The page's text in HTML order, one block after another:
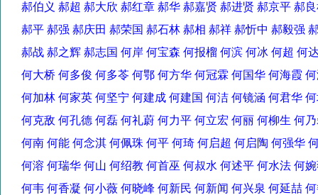
郝伯义 郝超 郝大欣 郝红章 郝华 郝嘉贤 郝进贤 郝京平 郝
郝平 郝强 郝庆田 郝荣国 郝石林 郝相 郝祥 郝忻中 郝毅强
郝战 郝之辉 郝志国 何岸 何宝森 何报榴 何滨 何冰 何超
何大桥 何多俊 何多苓 何鄂 何方华 何冠霖 何国华 何海霞
何加林 何家英 何坚宁 何建成 何建国 何洁 何镜涵 何君华
何克敌 何孔德 何磊 何礼蔚 何力平 何立宏 何丽 何柳生 何
何南 何能 何念淇 何佩珠 何平 何琦 何启超 何启陶 何强华
何溶 何瑞华 何山 何绍教 何首巫 何叔水 何述平 何水法 何
何韦 何香凝 何小薇 何晓峰 何新民 何新闻 何兴泉 何延喆